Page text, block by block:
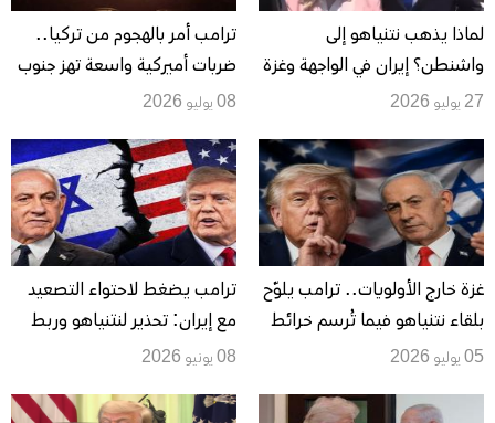
لماذا يذهب نتنياهو إلى
واشنطن؟ إيران في الواجهة وغزة
تمهّد للقاء وخلافات حول لبنان
27 يوليو 2026
ترامب أمر بالهجوم من تركيا..
ضربات أميركية واسعة تهز جنوب
إيران وواشنطن تتوعد بحملة
08 يوليو 2026
غزة خارج الأولويات.. ترامب يلوّح
بلقاء نتنياهو فيما تُرسم خرائط
المنطقة بعيداً عن القطاع
05 يوليو 2026
ترامب يضغط لاحتواء التصعيد
مع إيران: تحذير لنتنياهو وربط
مباشر بجبهتي لبنان وإسرائيل
08 يونيو 2026